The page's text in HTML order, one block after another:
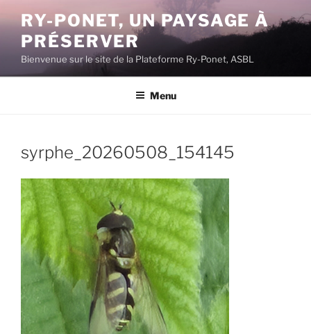
au
contenu
principal
RY-PONET, UN PAYSAGE À
PRÉSERVER
Bienvenue sur le site de la Plateforme Ry-Ponet, ASBL
Menu
syrphe_20260508_154145